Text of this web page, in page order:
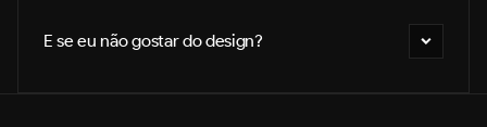
E se eu não gostar do design?